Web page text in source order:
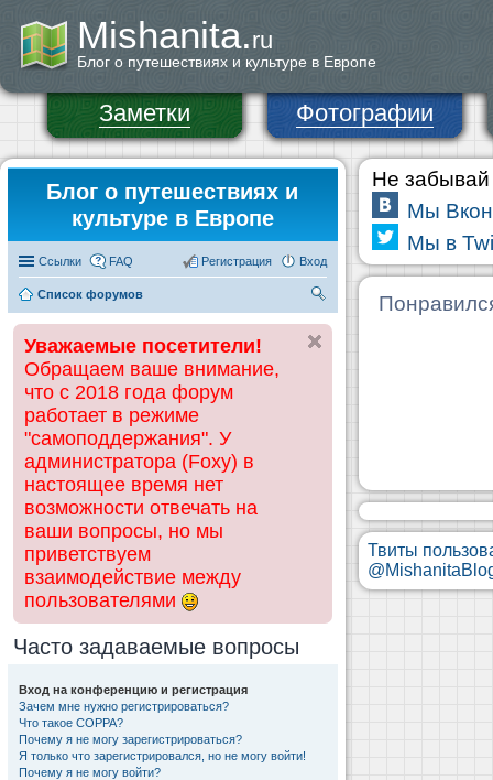
Mishanita.ru
Блог о путешествиях и культуре в Европе
Заметки Фотографии
Блог о путешествиях и
культуре в Европе
Ссылки FAQ Вход
Регистрация
Список форумов
ск
Уважаемые посетители!
Обращаем ваше внимание,
что с 2018 года форум
работает в режиме
"самоподдержания". У
администратора (Foxy) в
настоящее время нет
возможности отвечать на
ваши вопросы, но мы
приветствуем
взаимодействие между
пользователями
Часто задаваемые вопросы
Вход на конференцию и регистрация
Зачем мне нужно регистрироваться?
Что такое COPPA?
Почему я не могу зарегистрироваться?
Я только что зарегистрировался, но не могу войти!
Почему я не могу войти?
Не забывай
Мы
Мы в
Твиты